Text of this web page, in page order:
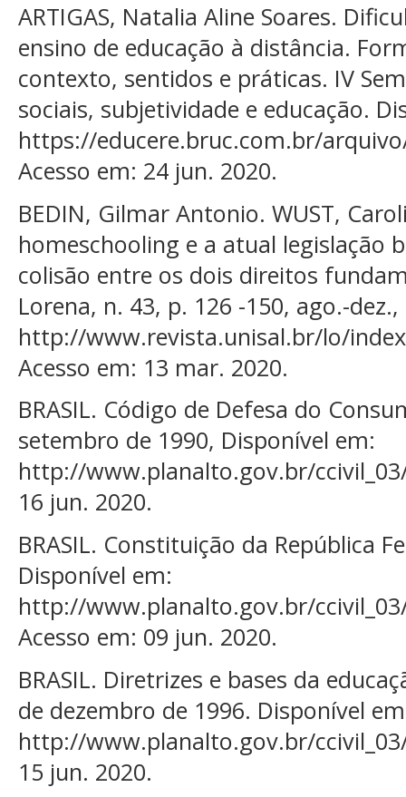
ARTIGAS, Natalia Aline Soares.
ensino de educação à distância.
contexto, sentidos e práticas. IV
sociais, subjetividade e educação.
https://educere.bruc.com.br/
Acesso em: 24 jun. 2020.
BEDIN, Gilmar Antonio. WUST,
homeschooling e a atual legislação
colisão entre os dois direitos
Lorena, n. 43, p. 126 -150, ago.-
http://www.revista.unisal.br/lo/
Acesso em: 13 mar. 2020.
BRASIL. Código de Defesa do
setembro de 1990, Disponível em:
http://www.planalto.gov.br/
16 jun. 2020.
BRASIL. Constituição da República
Disponível em:
http://www.planalto.gov.br/
Acesso em: 09 jun. 2020.
BRASIL. Diretrizes e bases da
de dezembro de 1996. Disponível
http://www.planalto.gov.br/
15 jun. 2020.